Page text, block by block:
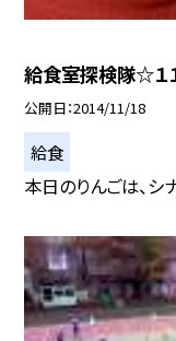
給食室探検隊☆１
公開日 2014/11/18
給食
本日のりんごは、シ